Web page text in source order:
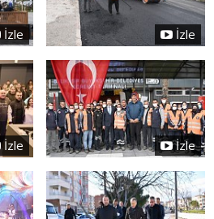
İzle İzle
İzle İzle